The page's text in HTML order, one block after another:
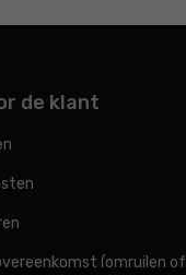
de klant
(omruilen of